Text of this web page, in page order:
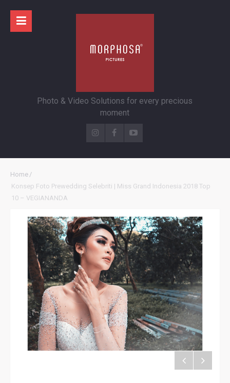
Photo & Video Solutions for every precious
moment
Home /
Konsep Foto Prewedding Selebriti | Miss Grand Indonesia 2018 Top
10 – VEGIANANDA